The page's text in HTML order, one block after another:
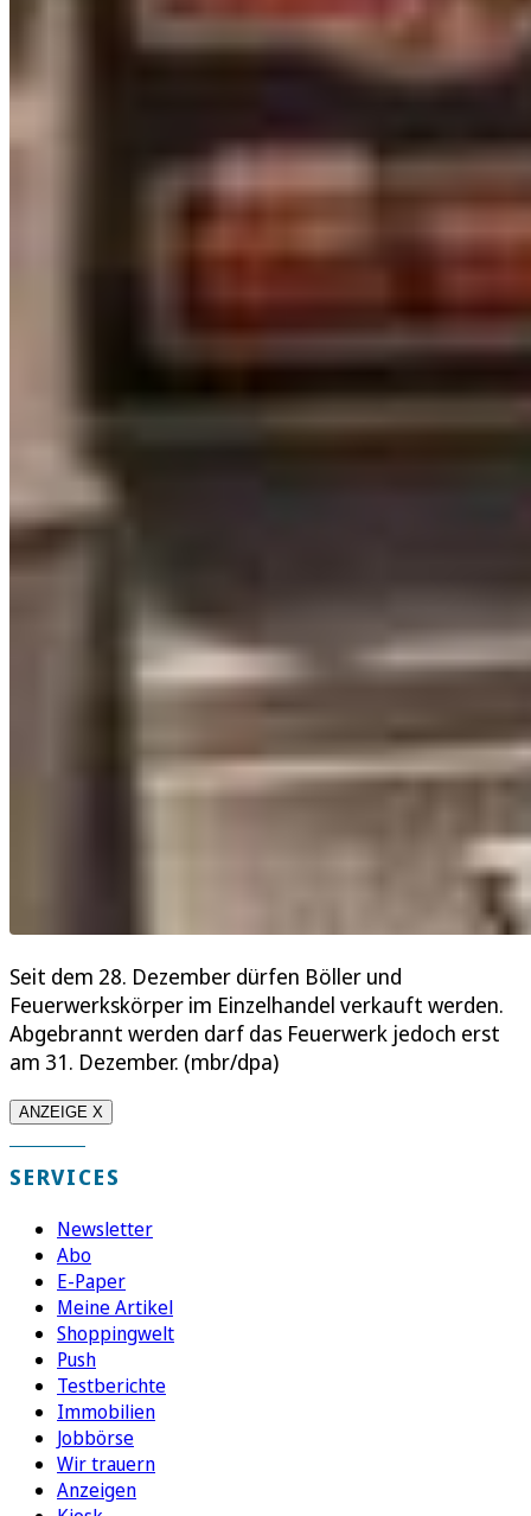
Seit dem 28. Dezember dürfen Böller und
Feuerwerkskörper im Einzelhandel verkauft werden.
Abgebrannt werden darf das Feuerwerk jedoch erst
am 31. Dezember. (mbr/dpa)
ANZEIGE X
SERVICES
Newsletter
Abo
E-Paper
Meine Artikel
Shoppingwelt
Push
Testberichte
Immobilien
Jobbörse
Wir trauern
Anzeigen